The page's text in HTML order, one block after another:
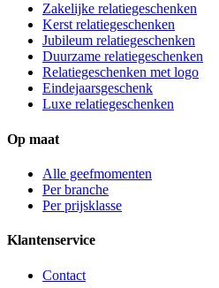
Zakelijke relatiegeschenken
Kerst relatiegeschenken
Jubileum relatiegeschenken
Duurzame relatiegeschenken
Relatiegeschenken met logo
Eindejaarsgeschenk
Luxe relatiegeschenken
Op maat
Alle geefmomenten
Per branche
Per prijsklasse
Klantenservice
Contact